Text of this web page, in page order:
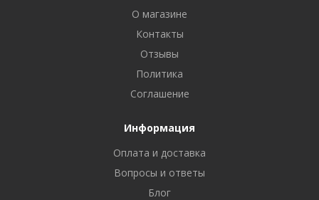
О магазине
Контакты
Отзывы
Политика
Соглашение
Информация
Оплата и доставка
Вопросы и ответы
Блог